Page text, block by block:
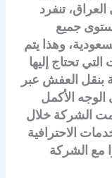
تنفرد
جميع
وهذا يتم
تحتاج إليها
بنقل العفش عبر
الأكمل
الشركة خلال
الاحترافية
مع الشركة